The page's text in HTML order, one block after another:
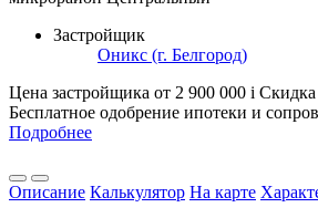
Застройщик
Оникс (г. Белгород)
Цена застройщика от 2 900 000 i
Бесплатное одобрение ипотеки и
Подробнее
Описание Калькулятор На карте